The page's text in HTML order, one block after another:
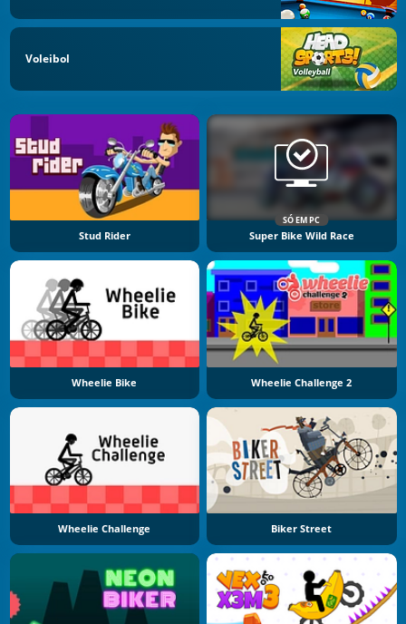
Voleibol
Stud Rider
SÓ EM PC
Super Bike Wild Race
Wheelie Bike Wheelie Challenge 2
Wheelie Challenge Biker Street